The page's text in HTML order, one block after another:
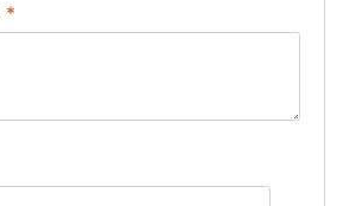
*